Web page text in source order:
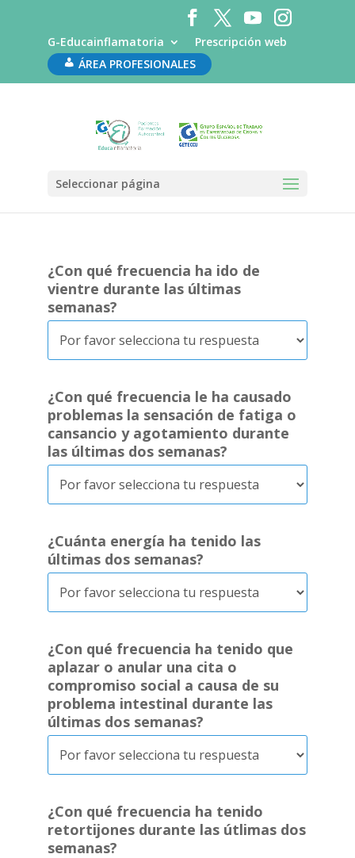
G-Educainflamatoria
Prescripción web
ÁREA PROFESIONALES
Seleccionar página
¿Con qué frecuencia ha ido de
vientre durante las últimas
semanas?
¿Con qué frecuencia le ha causado
problemas la sensación de fatiga o
cansancio y agotamiento durante
las últimas dos semanas?
¿Cuánta energía ha tenido las
últimas dos semanas?
¿Con qué frecuencia ha tenido que
aplazar o anular una cita o
compromiso social a causa de su
problema intestinal durante las
últimas dos semanas?
¿Con qué frecuencia ha tenido
retortijones durante las útlimas dos
semanas?